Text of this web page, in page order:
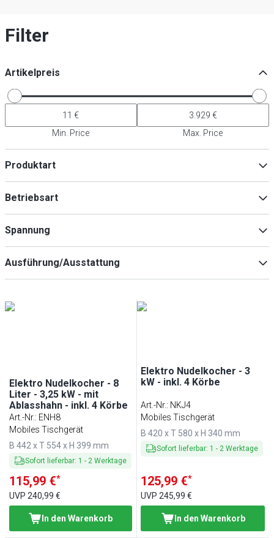
Filter
Artikelpreis
Min. Price Max. Price
Produktart
Zubehör für Kochgeräte
Betriebsart
Gas(7)
Spannung
230V(9)
Ausführung/Ausstattung
Elektro Nudelkocher - 8
Liter - 3,25 kW - mit
Ablasshahn - inkl. 4 Körbe
Art.-Nr.: ENH8
Mobiles Tischgerät
B 442 x T 554 x H 399 mm
Sofort lieferbar: 1 - 2 Werktage
115,99 €*
UVP 240,99 €
In den Warenkorb
Elektro Nudelkocher - 3
kW - inkl. 4 Körbe
Art.-Nr.: NKJ4
Mobiles Tischgerät
B 420 x T 580 x H 340 mm
Sofort lieferbar: 1 - 2 Werktage
125,99 €*
UVP245,99 €
In den Warenkorb